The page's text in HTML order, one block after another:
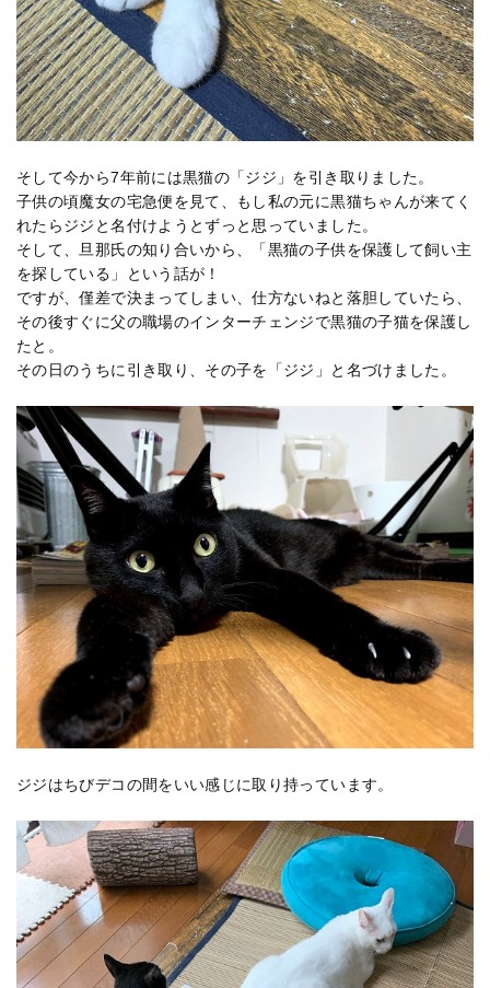
そして今から7年前には黒猫の「ジジ」を引き取りました。
子供の頃魔女の宅急便を見て、もし私の元に黒猫ちゃんが来てく
れたらジジと名付けようとずっと思っていました。
そして、旦那氏の知り合いから、「黒猫の子供を保護して飼い主
を探している」という話が！
ですが、僅差で決まってしまい、仕方ないねと落胆していたら、
その後すぐに父の職場のインターチェンジで黒猫の子猫を保護し
たと。
その日のうちに引き取り、その子を「ジジ」と名づけました。
ジジはちびデコの間をいい感じに取り持っています。